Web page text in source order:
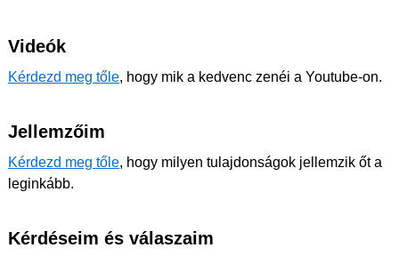
Videók
Kérdezd meg tőle, hogy mik a kedvenc zenéi a Youtube-on.
Jellemzőim
Kérdezd meg tőle, hogy milyen tulajdonságok jellemzik őt a
leginkább.
Kérdéseim és válaszaim